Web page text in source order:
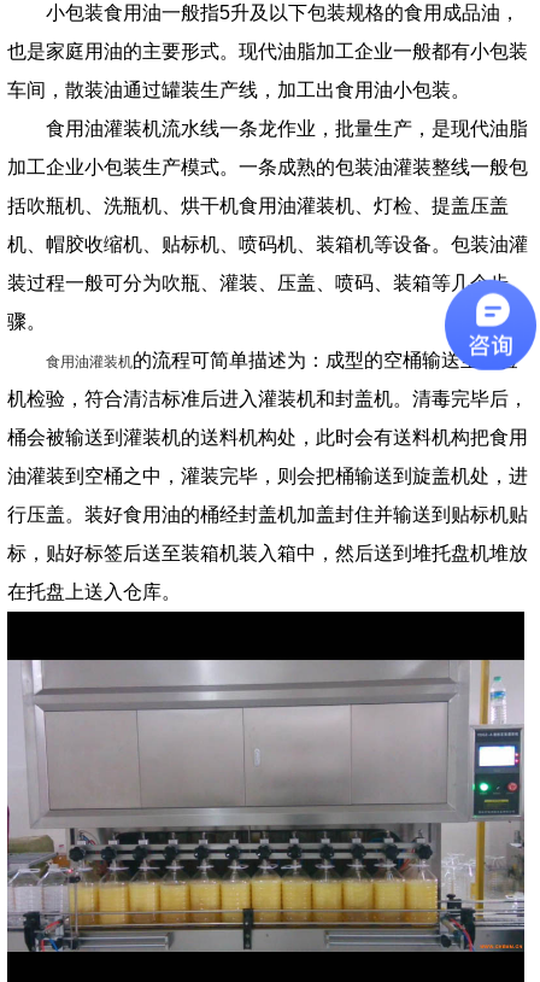
小包装食用油一般指5升及以下包装规格的食用成品油，
也是家庭用油的主要形式。现代油脂加工企业一般都有小包装
车间，散装油通过罐装生产线，加工出食用油小包装。
食用油灌装机流水线一条龙作业，批量生产，是现代油脂
加工企业小包装生产模式。一条成熟的包装油灌装整线一般包
括吹瓶机、洗瓶机、烘干机食用油灌装机、灯检、提盖压盖
机、帽胶收缩机、贴标机、喷码机、装箱机等设备。包装油灌
装过程一般可分为吹瓶、灌装、压盖、喷码、装箱等几个步
骤。
食用油灌装机的流程可简单描述为：成型的空桶输送至检验
机检验，符合清洁标准后进入灌装机和封盖机。清毒完毕后，
桶会被输送到灌装机的送料机构处，此时会有送料机构把食用
油灌装到空桶之中，灌装完毕，则会把桶输送到旋盖机处，进
行压盖。装好食用油的桶经封盖机加盖封住并输送到贴标机贴
标，贴好标签后送至装箱机装入箱中，然后送到堆托盘机堆放
在托盘上送入仓库。